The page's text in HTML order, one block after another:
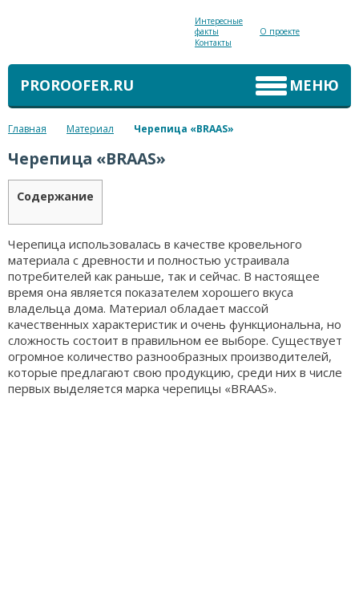
Интересные
факты
О проекте
Контакты
МЕНЮ
PROROOFER.RU
Главная Материал Черепица «BRAAS»
Черепица «BRAAS»
Содержание
Черепица использовалась в качестве кровельного
материала с древности и полностью устраивала
потребителей как раньше, так и сейчас. В настоящее
время она является показателем хорошего вкуса
владельца дома. Материал обладает массой
качественных характеристик и очень функциональна, но
сложность состоит в правильном ее выборе. Существует
огромное количество разнообразных производителей,
которые предлагают свою продукцию, среди них в числе
первых выделяется марка черепицы «BRAAS».